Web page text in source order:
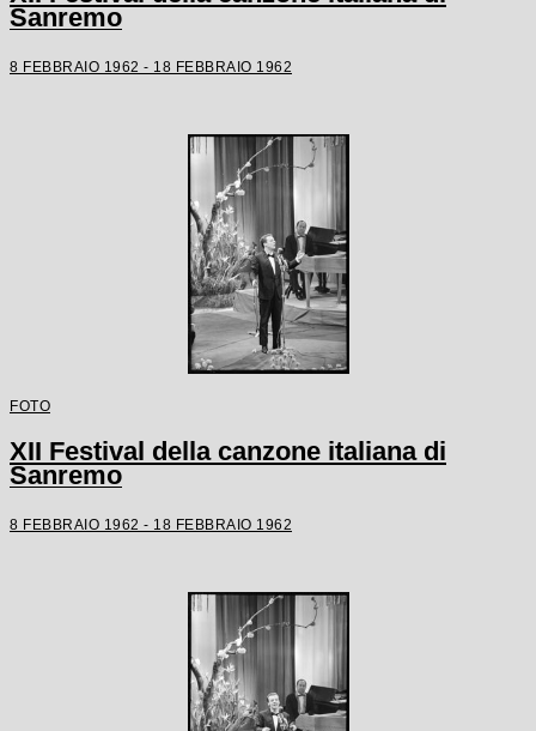
Sanremo
8 FEBBRAIO 1962 - 18 FEBBRAIO 1962
FOTO
XII Festival della canzone italiana di
Sanremo
8 FEBBRAIO 1962 - 18 FEBBRAIO 1962